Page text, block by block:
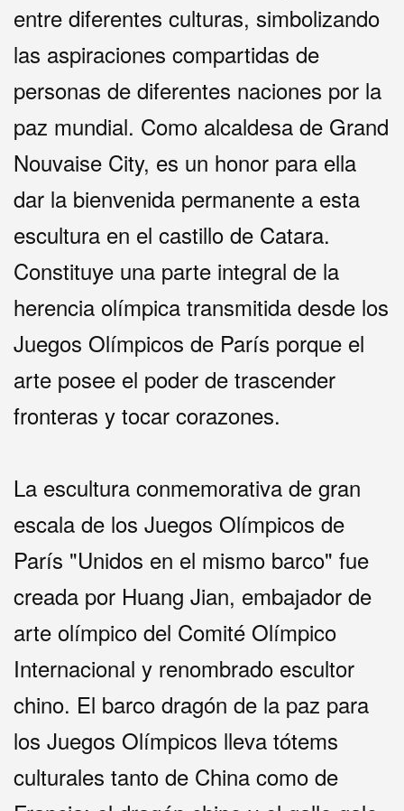
entre diferentes culturas, simbolizando
las aspiraciones compartidas de
personas de diferentes naciones por la
paz mundial. Como alcaldesa de Grand
Nouvaise City, es un honor para ella
dar la bienvenida permanente a esta
escultura en el castillo de Catara.
Constituye una parte integral de la
herencia olímpica transmitida desde los
Juegos Olímpicos de París porque el
arte posee el poder de trascender
fronteras y tocar corazones.
La escultura conmemorativa de gran
escala de los Juegos Olímpicos de
París "Unidos en el mismo barco" fue
creada por Huang Jian, embajador de
arte olímpico del Comité Olímpico
Internacional y renombrado escultor
chino. El barco dragón de la paz para
los Juegos Olímpicos lleva tótems
culturales tanto de China como de